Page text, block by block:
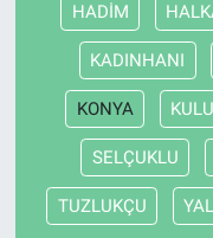
HADİM
KADINHANI
KONYA KULU
SELÇUKLU
TUZLUKÇU